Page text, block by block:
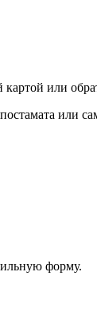
или
или
форму.